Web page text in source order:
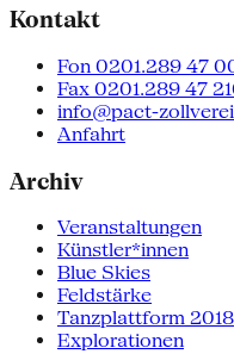
Kontakt
Fon 0201.289 47
Fax 0201.289 47
info@pact-
Anfahrt
Archiv
Veranstaltungen
Künstler*innen
Blue Skies
Feldstärke
Tanzplattform 2018
Explorationen